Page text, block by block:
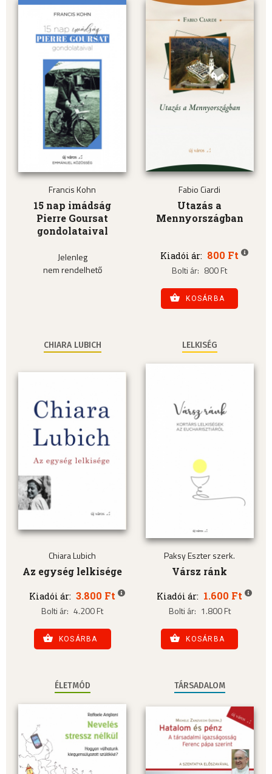
Francis Kohn
15 nap imádság
Pierre Goursat
gondolataival
Jelenleg
nem rendelhető
Fabio Ciardi
Utazás a
Mennyországban
Kiadói ár: 800 Ft
Bolti ár: 800 Ft
KOSÁRBA
CHIARA LUBICH
Chiara Lubich
Az egység lelkisége
Kiadói ár: 3.800 Ft
Bolti ár: 4.200 Ft
KOSÁRBA
LELKISÉG
Paksy Eszter szerk.
Vársz ránk
Kiadói ár: 1.600 Ft
Bolti ár: 1.800 Ft
KOSÁRBA
ÉLETMÓD TÁRSADALOM